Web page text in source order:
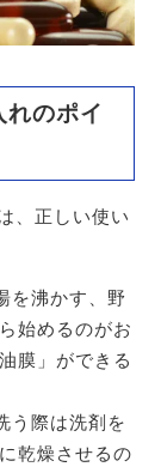
のポイ
、正しい使い
を沸かす、野
始めるのがお
膜」ができる
う際は洗剤を
乾燥させるの